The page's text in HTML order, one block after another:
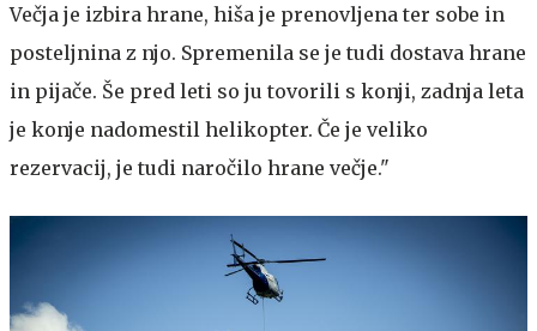
Večja je izbira hrane, hiša je prenovljena ter sobe in
posteljnina z njo. Spremenila se je tudi dostava hrane
in pijače. Še pred leti so ju tovorili s konji, zadnja leta
je konje nadomestil helikopter. Če je veliko
rezervacij, je tudi naročilo hrane večje."